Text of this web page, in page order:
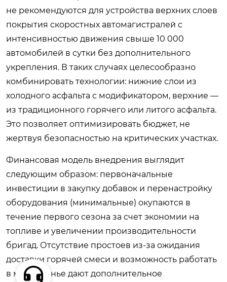
не рекомендуются для устройства верхних слоев
покрытия скоростных автомагистралей с
интенсивностью движения свыше 10 000
автомобилей в сутки без дополнительного
укрепления. В таких случаях целесообразно
комбинировать технологии: нижние слои из
холодного асфальта с модификатором, верхние —
из традиционного горячего или литого асфальта.
Это позволяет оптимизировать бюджет, не
жертвуя безопасностью на критических участках.
Финансовая модель внедрения выглядит
следующим образом: первоначальные
инвестиции в закупку добавок и перенастройку
оборудования (минимальные) окупаются в
течение первого сезона за счет экономии на
топливе и увеличении производительности
бригад. Отсутствие простоев из-за ожидания
доставки горячей смеси и возможность работать
в межсезонье дают дополнительное